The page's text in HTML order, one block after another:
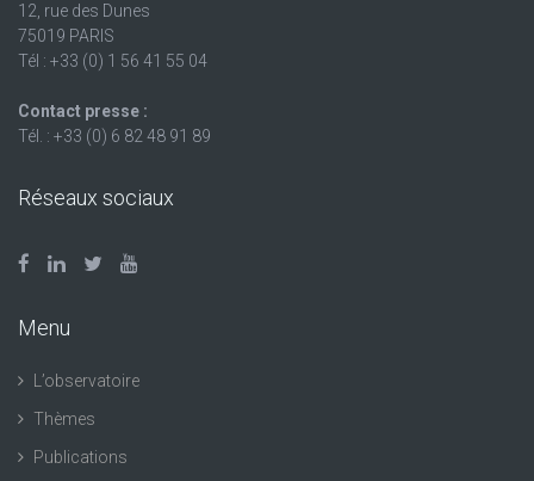
12, rue des Dunes
75019 PARIS
Tél : +33 (0) 1 56 41 55 04
Contact presse :
Tél. : +33 (0) 6 82 48 91 89
Réseaux sociaux
Menu
L’observatoire
Thèmes
Publications